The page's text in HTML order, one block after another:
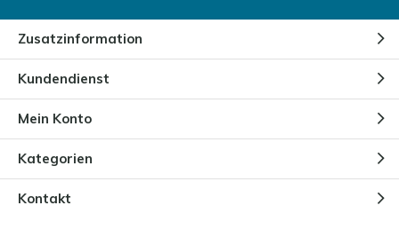
Zusatzinformation
Kundendienst
Mein Konto
Kategorien
Kontakt